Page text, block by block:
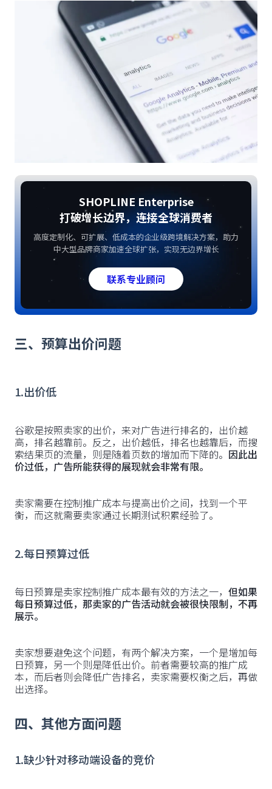
SHOPLINE Enterprise
打破增长边界，连接全球消费者
高度定制化、可扩展、低成本的企业级跨境解决方案，助力
中大型品牌商家加速全球扩张，实现无边界增长
联系专业顾问
三、预算出价问题
1.出价低
谷歌是按照卖家的出价，来对广告进行排名的，出价越
高，排名越靠前。反之，出价越低，排名也越靠后，而搜
索结果页的流量，则是随着页数的增加而下降的。 因此出
价过低，广告所能获得的展现就会非常有限。
卖家需要在控制推广成本与提高出价之间，找到一个平
衡，而这就需要卖家通过长期测试积累经验了。
2.每日预算过低
每日预算是卖家控制推广成本最有效的方法之一， 但如果
每日预算过低，那卖家的广告活动就会被很快限制，不再
展示。
卖家想要避免这个问题，有两个解决方案，一个是增加每
日预算，另一个则是降低出价。前者需要较高的推广成
本，而后者则会降低广告排名，卖家需要权衡之后，再做
出选择。
四、其他方面问题
1.缺少针对移动端设备的竞价